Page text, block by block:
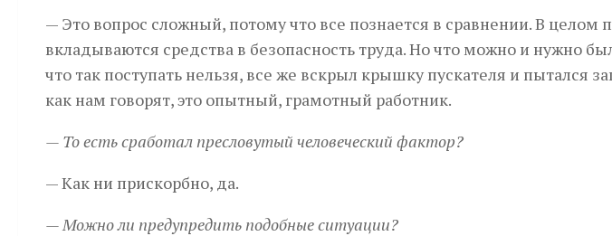
— Это вопрос сложный, потому что все познается в сравнении. В целом
вкладываются средства в безопасность труда. Но что можно и нужно
что так поступать нельзя, все же вскрыл крышку пускателя и пытался
как нам говорят, это опытный, грамотный работник.
— То есть сработал пресловутый человеческий фактор?
— Как ни прискорбно, да.
— Можно ли предупредить подобные ситуации?